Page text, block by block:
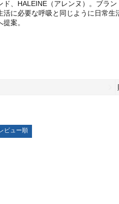
ド、HALEINE（アレンヌ）。ブラ
活に必要な呼吸と同じように日常
案。
ビュー順